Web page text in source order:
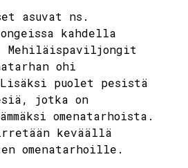
asuvat ns.
kahdella
Mehiläispaviljongit
ohi
puolet pesistä
jotka on
omenatarhoista.
keväällä
omenatarhoille.